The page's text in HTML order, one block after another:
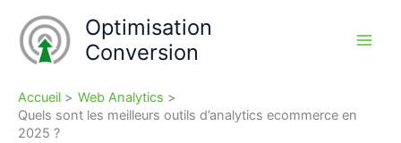
contenu
Optimisation
Conversion
Accueil
Web Analytics
Quels sont les meilleurs outils d’analytics ecommerce en
2025 ?